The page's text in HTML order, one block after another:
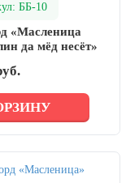
ББ-10
«Масленица
да мёд несёт»